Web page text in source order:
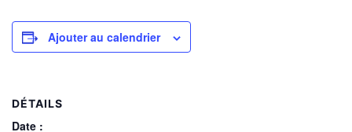
Ajouter au calendrier
DÉTAILS
Date :